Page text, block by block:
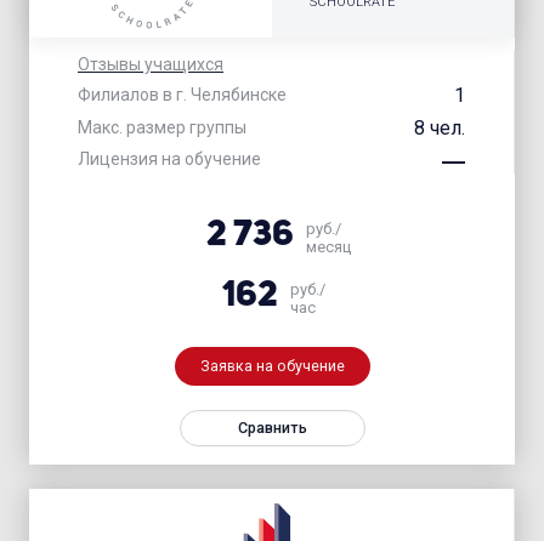
Отзывы учащихся
Филиалов в г. Челябинске
1
Макс. размер группы 8 чел.
Лицензия на обучение
2 736
руб./
месяц
162
руб./
час
Заявка на обучение
Сравнить